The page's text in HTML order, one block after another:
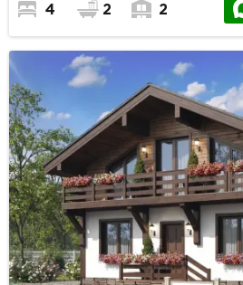
4 2 2